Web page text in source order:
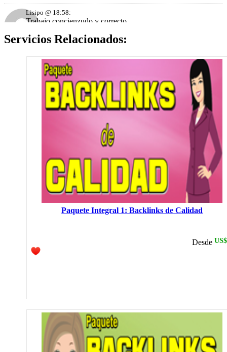
Lisipo @ 18:58:
Trabajo concienzudo y correcto.
bandbcuba @ 18:45:
Excelente el trabajo Ya se estan viendo algunos cambios en
las serps. Aunque me gustaría esperar algunos dias mas a ver
como se comportan el resultado final. Gran trabajo
SEOMugaburu @ 21:38:
Excelente. Muchas gracias.!!
Estupendo como siempre buen trabajo.espero que no
cambieis
DonBandera @ 23:46:
todo correcto gracias
gracias por vuestro trabajo. Un saludo
He ordenado en varias ocasiones a Cherada.net son un
cocrear @ 19:47:
Muy bueno el servicio y la atención. Gracias !!!
Servicios Relacionados:
Paquete Integral 1: Backlinks de Calidad
Desde US$